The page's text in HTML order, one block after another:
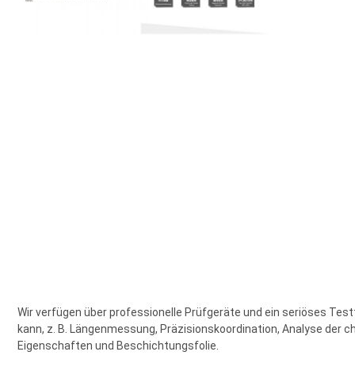
Wir verfügen über professionelle Prüfgeräte und ein seriöses
kann, z. B. Längenmessung, Präzisionskoordination, Analyse
Eigenschaften und Beschichtungsfolie.